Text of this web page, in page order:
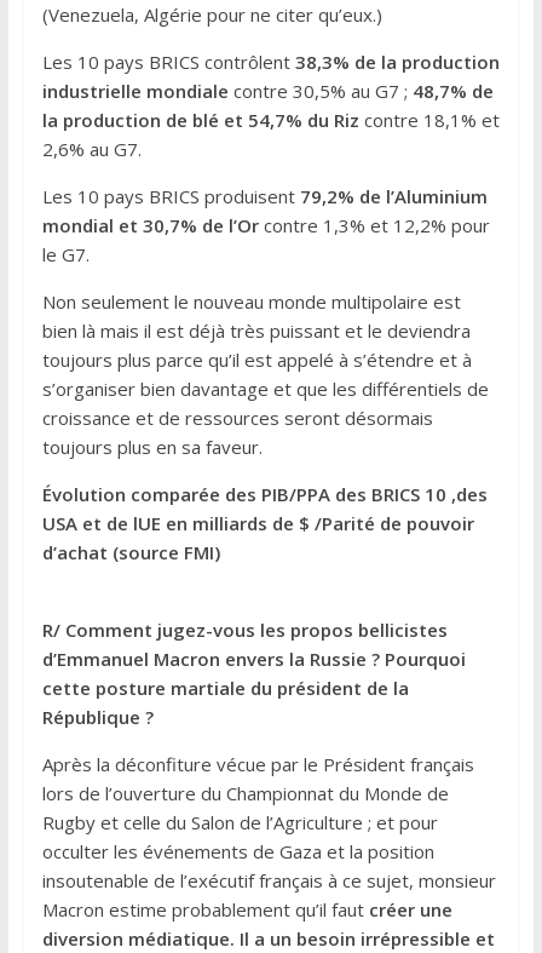
(Venezuela, Algérie pour ne citer qu’eux.)
Les 10 pays BRICS contrôlent 38,3% de la production
industrielle mondiale contre 30,5% au G7 ; 48,7% de
la production de blé et 54,7% du Riz contre 18,1% et
2,6% au G7.
Les 10 pays BRICS produisent 79,2% de l’Aluminium
mondial et 30,7% de l’Orcontre 1,3% et 12,2% pour
le G7.
Non seulement le nouveau monde multipolaire est
bien là mais il est déjà très puissant et le deviendra
toujours plus parce qu’il est appelé à s’étendre et à
s’organiser bien davantage et que les différentiels de
croissance et de ressources seront désormais
toujours plus en sa faveur.
Évolution comparée des PIB/PPA des BRICS 10 ,des
USA et de lUE en milliards de $ /Parité de pouvoir
d’achat (source FMI)
R/ Comment jugez-vous les propos bellicistes
d’Emmanuel Macron envers la Russie ? Pourquoi
cette posture martiale du président de la
République ?
Après la déconfiture vécue par le Président français
lors de l’ouverture du Championnat du Monde de
Rugby et celle du Salon de l’Agriculture ; et pour
occulter les événements de Gaza et la position
insoutenable de l’exécutif français à ce sujet, monsieur
Macron estime probablement qu’il faut créer une
diversion médiatique. Il a un besoin irrépressible et